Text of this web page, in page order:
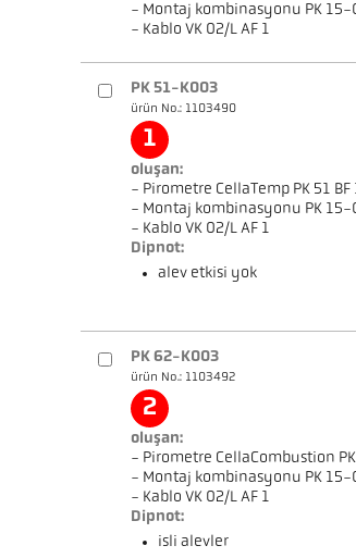
- Montaj kombinasyonu PK 15-
- Kablo VK 02/L AF 1
PK 51-K003
ürün No.: 1103490
1
oluşan:
- Pirometre CellaTemp PK 51 BF
- Montaj kombinasyonu PK 15-
- Kablo VK 02/L AF 1
Dipnot:
alev etkisi yok
PK 62-K003
ürün No.: 1103492
2
oluşan:
- Pirometre CellaCombustion PK
- Montaj kombinasyonu PK 15-
- Kablo VK 02/L AF 1
Dipnot:
isli alevler